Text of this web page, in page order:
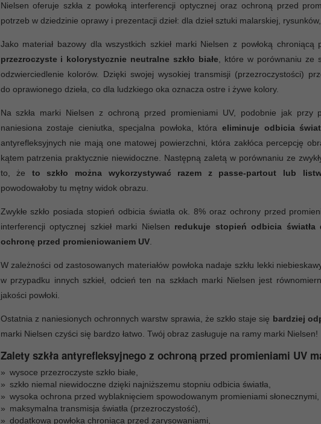
Nielsen oferuje szkła z powłoką interferencji optycznej oraz ochroną przed
potrzeb w dziedzinie oprawy i prezentacji dzieł: dla dzieł sztuki malarskiej,
Jako materiał bazowy dla wszystkich szkieł marki Nielsen z powłoką chroniącą
przezroczyste i kolorystycznie neutralne szkło białe , które w porównaniu ze
odzwierciedlenie kolorów. Dzięki swojej wysokiej transmisji (przezroczystości)
do oprawionego dzieła, co dla ludzkiego oka oznacza ostre i żywe kolory.
Na szkła marki Nielsen z ochroną przed promieniami UV, podobnie jak przy
naniesiona zostaje cieniutka, specjalna powłoka, która eliminuje odbicia
antyrefleksyjnych nie mają one matowej powierzchni, która zakłóca percepcję
kątem patrzenia praktycznie niewidoczne. Następną zaletą w porównaniu ze
to, że to szkło można wykorzystywać razem z passe-partout lub
powodowałoby tu mętny widok obrazu.
Zwykłe szkło posiada stopień odbicia światła ok. 8% oraz ochrony przed
interferencji optycznej szkieł marki Nielsen redukuje stopień odbicia światła
ochronę przed promieniowaniem UV.
W zależności od zastosowanych materiałów powłoka nadaje szkłu lekki
w przypadku innych szkieł, odcień ten na szkłach marki Nielsen jest
jakości powłoki.
Ostatnia z naniesionych ochronnych warstw sprawia, że szkło staje się bardziej
marki Nielsen czyści się bardzo łatwo. Twój obraz zasługuje na ramy marki Nielsen!
Zalety szkła antyrefleksyjnego z ochroną przed promieniami UV
wysoce przezroczyste szkło białe,
szkło niemal niewidoczne dzięki najniższemu stopniu odbicia światła,
wysoka ochrona przed wyblaknięciem spowodowanym promieniami słonecznymi,
maksymalna transmisja światła (przezroczystość),
dodatkowa powłoka chroniąca przed zarysowaniami,